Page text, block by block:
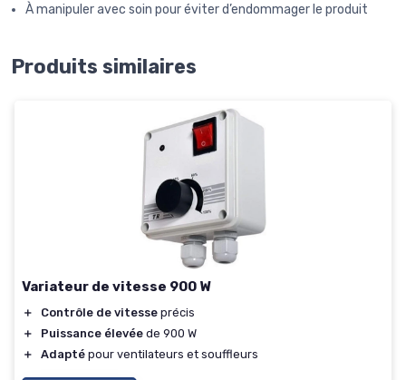
À manipuler avec soin pour éviter d’endommager le produit
Produits similaires
Variateur de vitesse 900 W
＋ Contrôle de vitesse précis
＋
Puissance élevée de 900 W
＋
Adapté pour ventilateurs et souffleurs